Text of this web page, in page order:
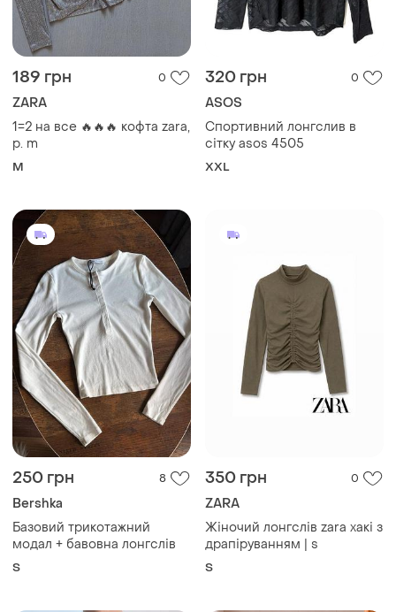
189 грн 0
ZARA
1=2 на все 🔥🔥🔥 кофта zara,
р. m
M
320 грн 0
ASOS
Спортивний лонгслив в
сітку asos 4505
XXL
250 грн 8
Bershka
Базовий трикотажний
модал + бавовна лонгслів
S
350 грн 0
ZARA
Жіночий лонгслів zara хакі з
драпіруванням | s
S